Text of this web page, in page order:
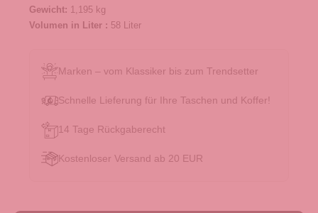
Gewicht: 1,195 kg
Volumen in Liter : 58 Liter
Marken – vom Klassiker bis zum Trendsetter
Schnelle Lieferung für Ihre Taschen und Koffer!
14 Tage Rückgaberecht
Kostenloser Versand ab 20 EUR